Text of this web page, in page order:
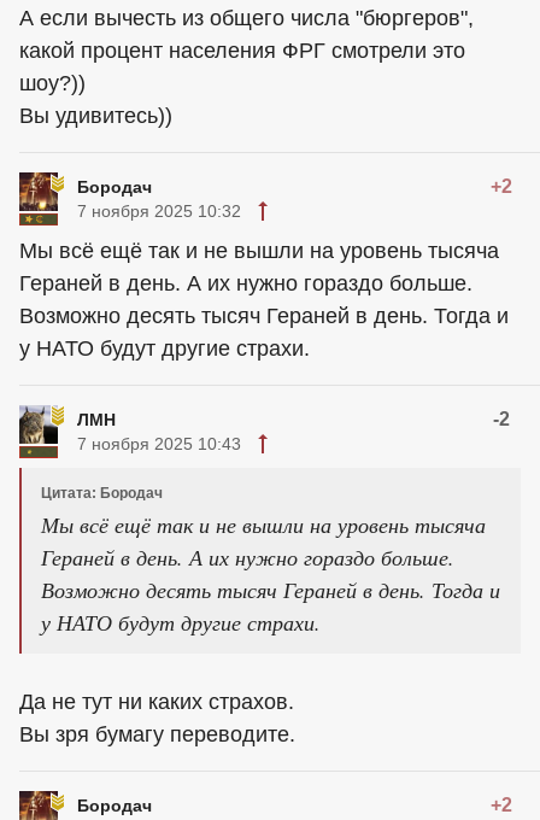
А если вычесть из общего числа "бюргеров",
какой процент населения ФРГ смотрели это
шоу?))
Вы удивитесь))
Бородач +2
7 ноября 2025 10:32
Мы всё ещё так и не вышли на уровень тысяча
Гераней в день. А их нужно гораздо больше.
Возможно десять тысяч Гераней в день. Тогда и
у НАТО будут другие страхи.
ЛМН -2
7 ноября 2025 10:43
Цитата: Бородач
Мы всё ещё так и не вышли на уровень тысяча
Гераней в день. А их нужно гораздо больше.
Возможно десять тысяч Гераней в день. Тогда и
у НАТО будут другие страхи.
Да не тут ни каких страхов.
Вы зря бумагу переводите.
Бородач +2